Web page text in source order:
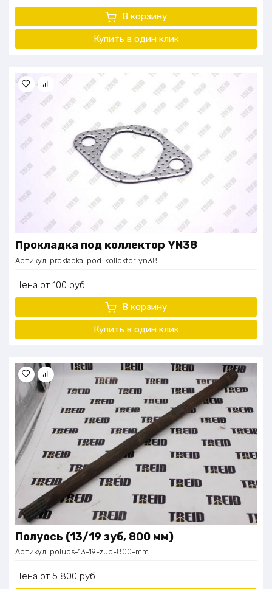
В корзину
Купить в один клик
Прокладка под коллектор YN38
Артикул: prokladka-pod-kollektor-yn38
Цена 100 руб.
В корзину
Купить в один клик
Полуось (13/19 зуб, 800 мм)
Артикул: poluos-13-19-zub-800-mm
Цена 5 800 руб.